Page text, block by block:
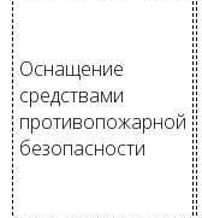
Оснащение
средствами
противопожарной
безопасности